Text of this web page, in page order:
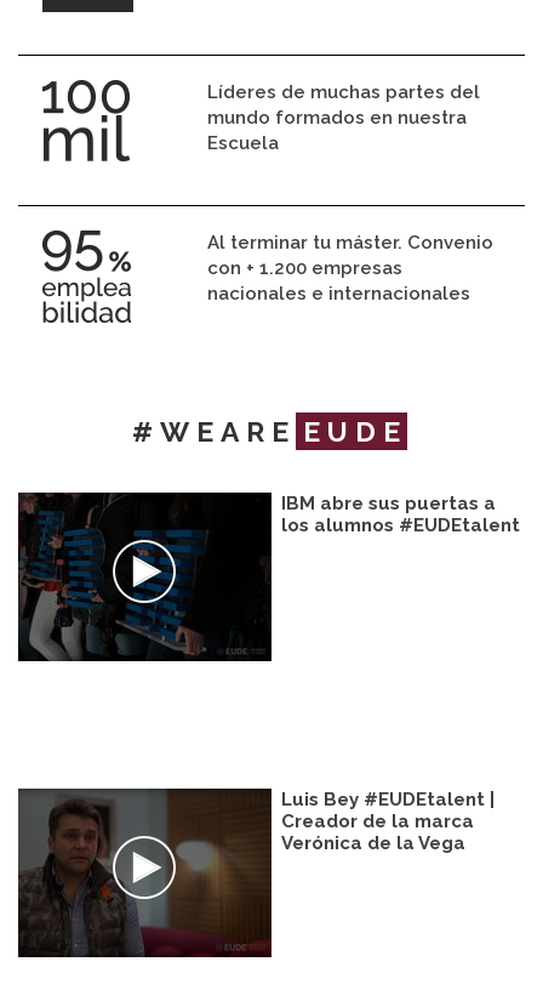
Líderes de muchas partes del
mundo formados en nuestra
Escuela
Al terminar tu máster. Convenio
con + 1.200 empresas
nacionales e internacionales
#WEARE EUDE
IBM abre sus puertas a
los alumnos #EUDEtalent
Luis Bey #EUDEtalent |
Creador de la marca
Verónica de la Vega